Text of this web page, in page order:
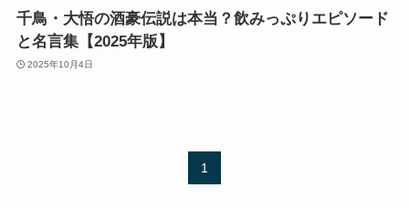
千鳥・大悟の酒豪伝説は本当？飲みっぷりエピソード
と名言集【2025年版】
2025年10月4日
1